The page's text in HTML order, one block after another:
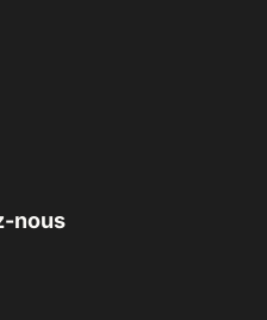
nous